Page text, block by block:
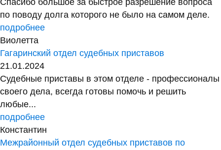
Спасибо большое за быстрое разрешение вопроса
по поводу долга которого не было на самом деле.
подробнее
Виолетта
Гагаринский отдел судебных приставов
21.01.2024
Судебные приставы в этом отделе - профессионалы
своего дела, всегда готовы помочь и решить
любые...
подробнее
Константин
Межрайонный отдел судебных приставов по